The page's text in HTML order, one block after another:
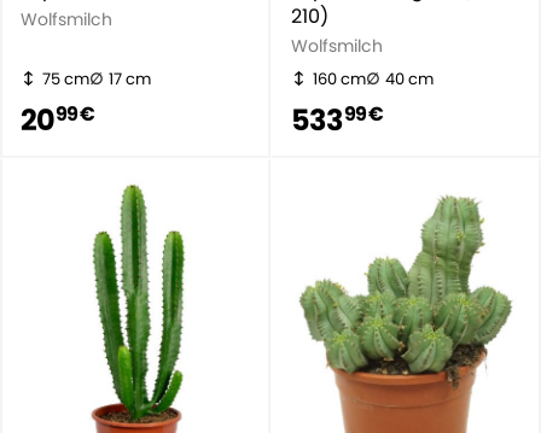
Wolfsmilch
75 cm 17 cm
2099 €
210)
Wolfsmilch
160 cm 40 cm
53399 €